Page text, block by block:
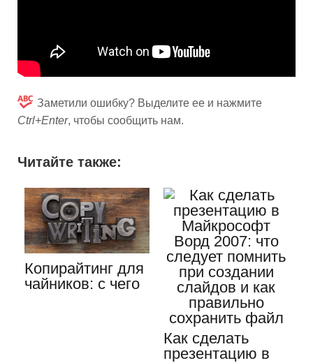
Заметили ошибку? Выделите ее и нажмите
Ctrl+Enter, чтобы сообщить нам.
Читайте также:
Копирайтинг для
чайников: с чего
Как сделать
презентацию в